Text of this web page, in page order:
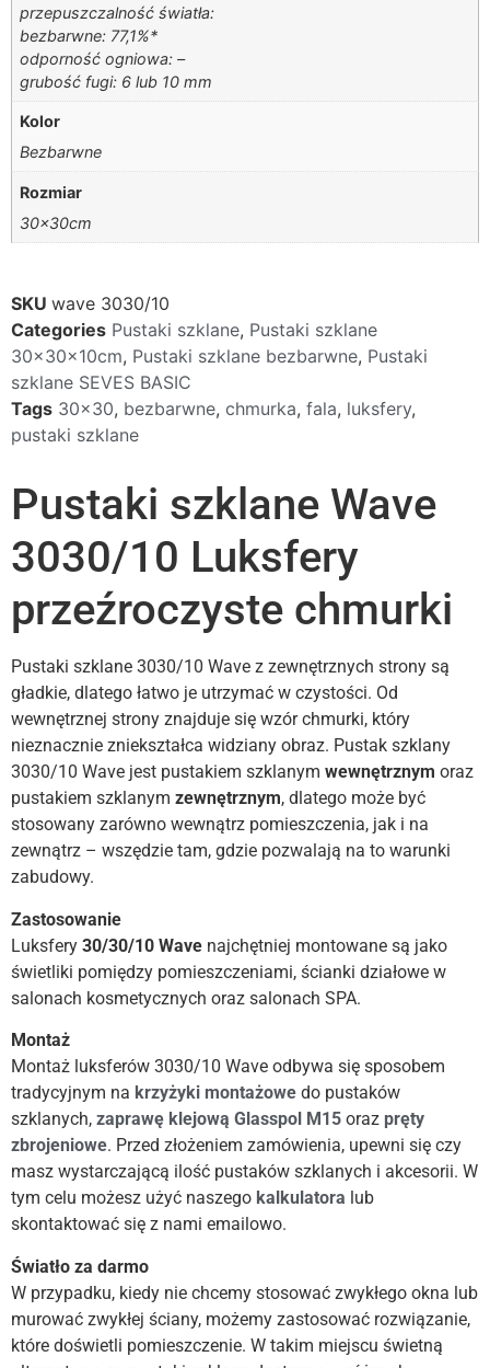
przepuszczalność światła:
bezbarwne: 77,1%*
odporność ogniowa: –
grubość fugi: 6 lub 10 mm
Kolor
Bezbarwne
Rozmiar
30x30cm
SKU wave 3030/10
Categories Pustaki szklane, Pustaki szklane
30x30x10cm, Pustaki szklane bezbarwne, Pustaki
szklane SEVES BASIC
Tags 30x30, bezbarwne, chmurka, fala, luksfery,
pustaki szklane
Pustaki szklane Wave
3030/10 Luksfery
przeźroczyste chmurki
Pustaki szklane 3030/10 Wave z zewnętrznych strony są
gładkie, dlatego łatwo je utrzymać w czystości. Od
wewnętrznej strony znajduje się wzór chmurki, który
nieznacznie zniekształca widziany obraz. Pustak szklany
3030/10 Wave jest pustakiem szklanym wewnętrznym oraz
pustakiem szklanym zewnętrznym, dlatego może być
stosowany zarówno wewnątrz pomieszczenia, jak i na
zewnątrz – wszędzie tam, gdzie pozwalają na to warunki
zabudowy.
Zastosowanie
Luksfery 30/30/10 Wave najchętniej montowane są jako
świetliki pomiędzy pomieszczeniami, ścianki działowe w
salonach kosmetycznych oraz salonach SPA.
Montaż
Montaż luksferów 3030/10 Wave odbywa się sposobem
tradycyjnym na krzyżyki montażowe do pustaków
szklanych, zaprawę klejową Glasspol M15 oraz pręty
zbrojeniowe. Przed złożeniem zamówienia, upewni się czy
masz wystarczającą ilość pustaków szklanych i akcesorii. W
tym celu możesz użyć naszego kalkulatora lub
skontaktować się z nami emailowo.
Światło za darmo
W przypadku, kiedy nie chcemy stosować zwykłego okna lub
murować zwykłej ściany, możemy zastosować rozwiązanie,
które doświetli pomieszczenie. W takim miejscu świetną